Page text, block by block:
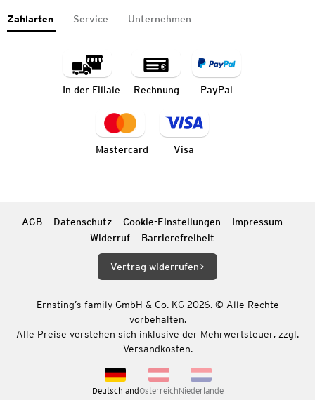
Zahlarten Service Unternehmen
In der Filiale Rechnung PayPal
Mastercard Visa
AGB Datenschutz Cookie-Einstellungen
Impressum
Widerruf
Barrierefreiheit
Vertrag widerrufen
Ernsting’s family GmbH & Co. KG 2026. © Alle Rechte
vorbehalten.
Alle Preise verstehen sich inklusive der Mehrwertsteuer, zzgl.
Versandkosten.
DeutschlandÖsterreichNiederlande